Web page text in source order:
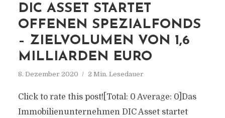
DIC ASSET STARTET
OFFENEN SPEZIALFONDS
– ZIELVOLUMEN VON 1,6
MILLIARDEN EURO
8. Dezember 2020 2 Min. Lesedauer
Click to rate this post![Total: 0 Average: 0]Das
Immobilienunternehmen DIC Asset startet